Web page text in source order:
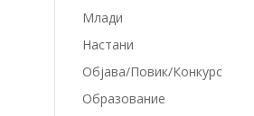
Млади
Настани
Објава/Повик/Конкурс
Образование